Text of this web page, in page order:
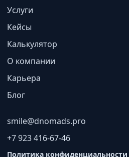
Услуги
Кейсы
Калькулятор
О компании
Карьера
Блог
smile@dnomads.pro
+7 923 416-67-46
Политика конфиденциальности